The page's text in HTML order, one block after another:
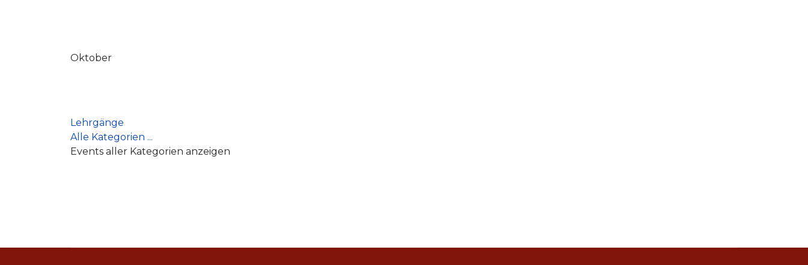
Oktober
Lehrgänge
Alle Kategorien ...
Events aller Kategorien anzeigen